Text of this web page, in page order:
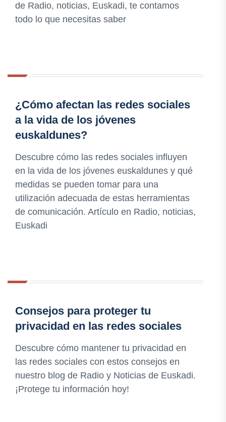
de Radio, noticias, Euskadi, te contamos
todo lo que necesitas saber
¿Cómo afectan las redes sociales
a la vida de los jóvenes
euskaldunes?
Descubre cómo las redes sociales influyen
en la vida de los jóvenes euskaldunes y qué
medidas se pueden tomar para una
utilización adecuada de estas herramientas
de comunicación. Artículo en Radio, noticias,
Euskadi
Consejos para proteger tu
privacidad en las redes sociales
Descubre cómo mantener tu privacidad en
las redes sociales con estos consejos en
nuestro blog de Radio y Noticias de Euskadi.
¡Protege tu información hoy!